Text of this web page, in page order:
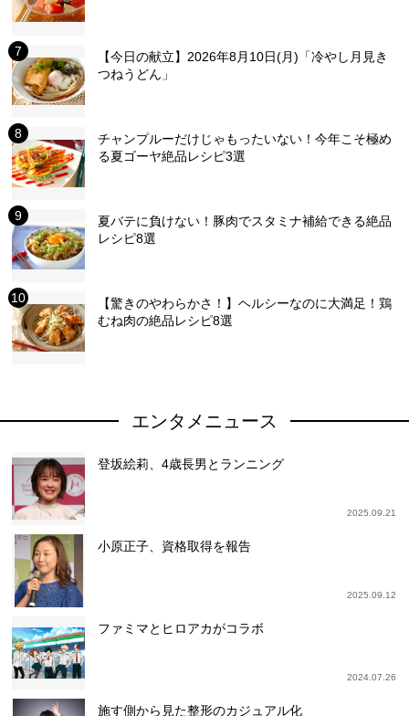
【今日の献立】2026年8月10日(月)「冷やし月見き
つねうどん」
チャンプルーだけじゃもったいない！今年こそ極め
る夏ゴーヤ絶品レシピ3選
夏バテに負けない！豚肉でスタミナ補給できる絶品
レシピ8選
【驚きのやわらかさ！】ヘルシーなのに大満足！鶏
むね肉の絶品レシピ8選
エンタメニュース
登坂絵莉、4歳長男とランニング
2025.09.21
小原正子、資格取得を報告
2025.09.12
ファミマとヒロアカがコラボ
2024.07.26
施す側から見た整形のカジュアル化